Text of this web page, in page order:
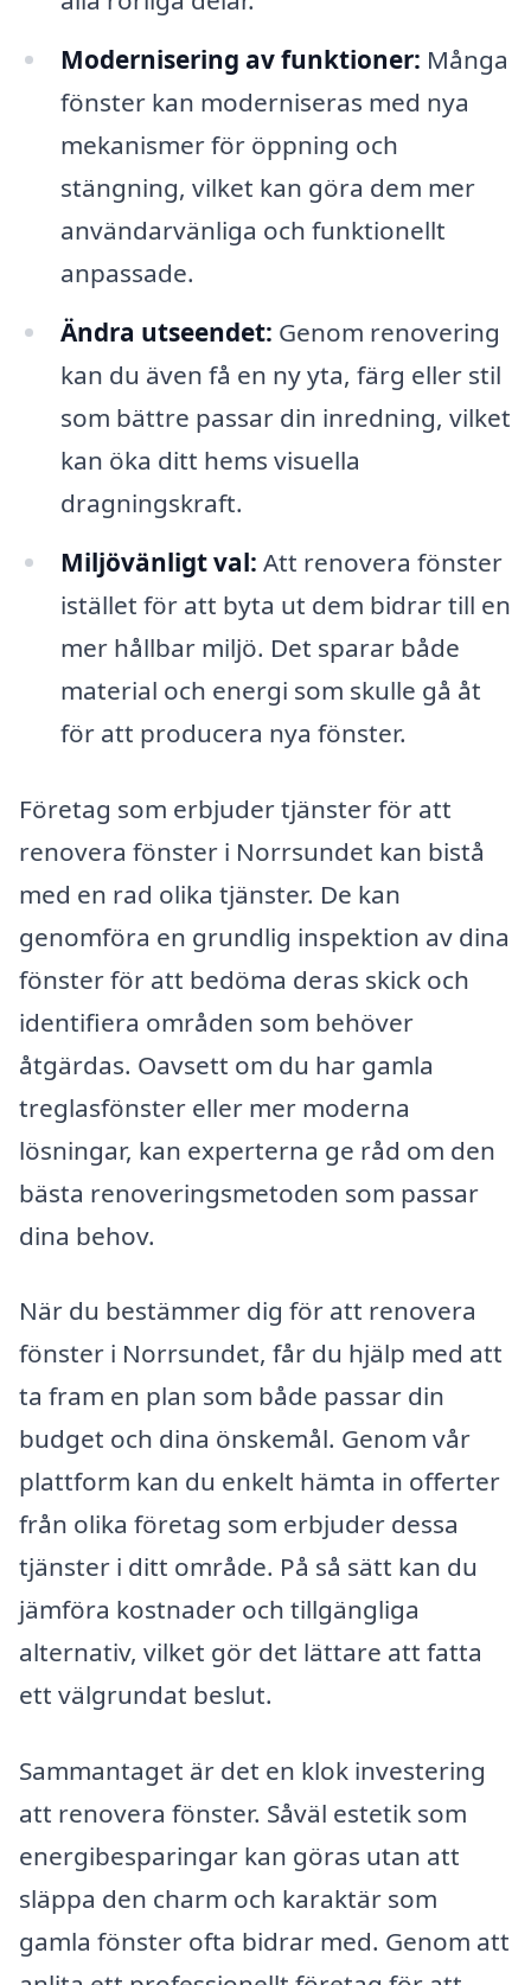
Modernisering av funktioner: Många
fönster kan moderniseras med nya
mekanismer för öppning och
stängning, vilket kan göra dem mer
användarvänliga och funktionellt
anpassade.
Ändra utseendet: Genom renovering
kan du även få en ny yta, färg eller stil
som bättre passar din inredning, vilket
kan öka ditt hems visuella
dragningskraft.
Miljövänligt val: Att renovera fönster
istället för att byta ut dem bidrar till en
mer hållbar miljö. Det sparar både
material och energi som skulle gå åt
för att producera nya fönster.
Företag som erbjuder tjänster för att
renovera fönster i Norrsundet kan bistå
med en rad olika tjänster. De kan
genomföra en grundlig inspektion av dina
fönster för att bedöma deras skick och
identifiera områden som behöver
åtgärdas. Oavsett om du har gamla
treglasfönster eller mer moderna
lösningar, kan experterna ge råd om den
bästa renoveringsmetoden som passar
dina behov.
När du bestämmer dig för att renovera
fönster i Norrsundet, får du hjälp med att
ta fram en plan som både passar din
budget och dina önskemål. Genom vår
plattform kan du enkelt hämta in offerter
från olika företag som erbjuder dessa
tjänster i ditt område. På så sätt kan du
jämföra kostnader och tillgängliga
alternativ, vilket gör det lättare att fatta
ett välgrundat beslut.
Sammantaget är det en klok investering
att renovera fönster. Såväl estetik som
energibesparingar kan göras utan att
släppa den charm och karaktär som
gamla fönster ofta bidrar med. Genom att